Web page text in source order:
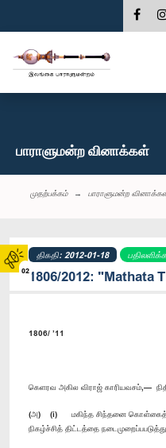
02
பாராளுமன்ற வினாக்கள்
முதற்பக்கம் பாராளுமன்ற
திகதி: 2012-01-18
1806/2012: "Mathata
1806/ ’11
கெளரவ அகில விராஜ் காரியவசம்,—
(அ) (i) மகிந்த சிந்தனை கொள்கைத்
நிகழ்ச்சித் திட்டத்தை